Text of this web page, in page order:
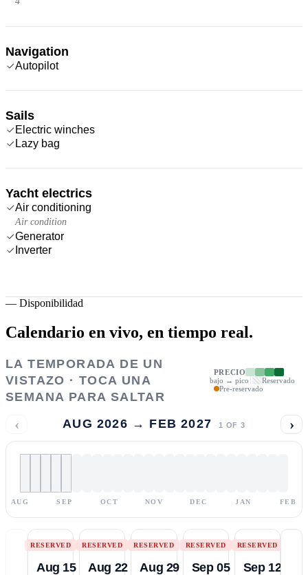
Navigation
Autopilot
Sails
Electric winches
Lazy bag
Yacht electrics
Air conditioning
Air condition
Generator
Inverter
— Disponibilidad
Calendario en vivo, en tiempo real.
LA TEMPORADA DE UN
VISTAZO · TOCA UNA
SEMANA PARA SALTAR
PRECIO
bajo → pico
Reservado
Pre-reservado
‹ AUG 2026 → FEB 2027 1 OF 3 ›
AUG SEP OCT NOV DEC JAN FEB
RESERVED
Aug 15
RESERVED
Aug 22
RESERVED
Aug 29
RESERVED
Sep 05
RESERVED
Sep 12